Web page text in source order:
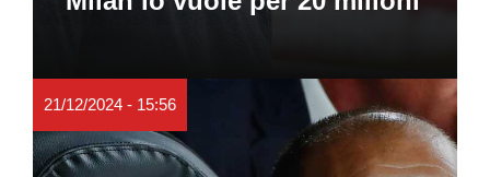
21/12/2024 - 15:56